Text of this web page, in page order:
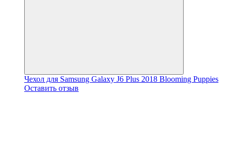
Чехол для Samsung Galaxy J6 Plus 2018 Blooming Puppies
Оставить отзыв